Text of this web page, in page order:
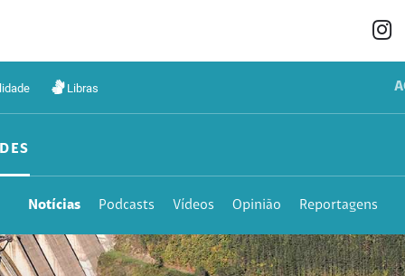
Libras
Notícias Podcasts Vídeos Opinião Reportagens